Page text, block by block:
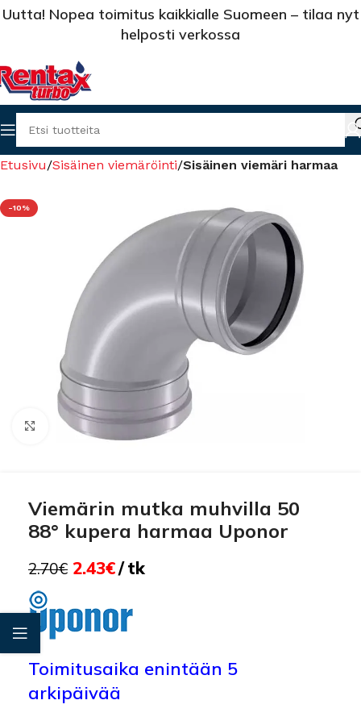
Uutta! Nopea toimitus kaikkialle Suomeen – tilaa nyt
helposti verkossa
Etusivu Sisäinen viemäröinti Sisäinen viemäri harmaa
-10%
Click to enlarge
Viemärin mutka muhvilla 50
88° kupera harmaa Uponor
2.70€ 2.43€ tk
Toimitusaika enintään 5
arkipäivää